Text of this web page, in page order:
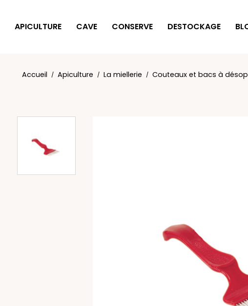
APICULTURE CAVE CONSERVE DESTOCKAGE
Accueil Apiculture La miellerie Couteaux et bacs à